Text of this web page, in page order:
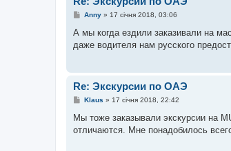
н
П
в
д
л
н
н
я
Anny» 17 січня 2018, 03:06
А мы когда ездили заказивали на
даже водителя нам русского
Re: Экскурсии по ОАЭ
П
в
д
Klaus » 17 січня 2018, 22:42
Мы тоже заказывали экскурсии на
отличаются. Мне понадобилось